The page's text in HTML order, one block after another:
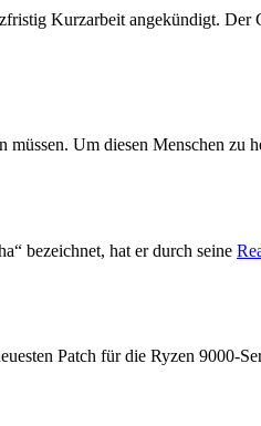
Kurzarbeit angekündigt. Der
müssen. Um diesen Menschen zu
bezeichnet, hat er durch seine
Patch für die Ryzen 9000-